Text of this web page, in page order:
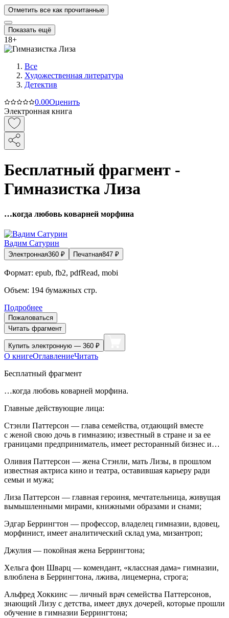
Отметить все как прочитанные
Показать ещё
18+
Все
Художественная литература
Детектив
0.00Оценить
Электронная книга
Бесплатный фрагмент -
Гимназистка Лиза
…когда любовь коварней морфина
Вадим Сатурин
Электронная360 ₽ Печатная847 ₽
Формат: epub, fb2, pdfRead, mobi
Объем: 194 бумажных стр.
Подробнее
Пожаловаться
Читать фрагмент
Купить электронную — 360 ₽
О книгеОглавлениеЧитать
Бесплатный фрагмент
…когда любовь коварней морфина.
Главные действующие лица:
Стэнли Паттерсон — глава семейства, отдающий вместе
с женой свою дочь в гимназию; известный в стране и за ее
границами предприниматель, имеет ресторанный бизнес и…
Оливия Паттерсон — жена Стэнли, мать Лизы, в прошлом
известная актриса кино и театра, оставившая карьеру ради
семьи и мужа;
Лиза Паттерсон — главная героиня, мечтательница, живущая
вымышленными мира­ми, книжными образами и снами;
Эдгар Беррингтон — профессор, владелец гимназии, вдовец,
морфинист, имеет анали­тический склад ума, мизантроп;
Джулия — покойная жена Беррингтона;
Хельга фон Шварц — комендант, «классная дама» гимназии,
влюблена в Беррингтона, лжива, лицемерна, строга;
Альфред Хоккинс — личный врач семейства Паттерсонов,
знающий Лизу с детства, имеет двух дочерей, которые прошли
обучение в гимназии Беррингтона;